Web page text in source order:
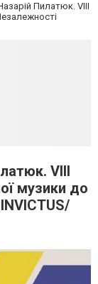
Пилатюк. VIIІ
VIIІ
музики до